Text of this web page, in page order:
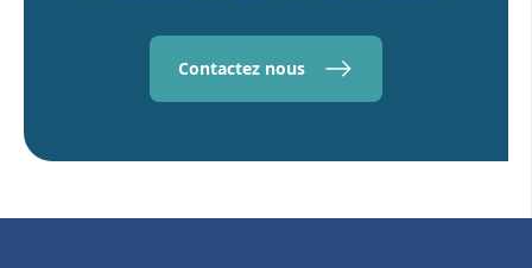
Contactez nous